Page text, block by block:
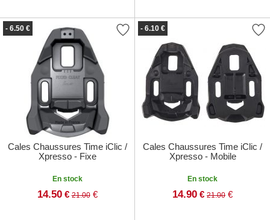
- 6.50 €
Cales Chaussures Time iClic /
Xpresso - Fixe
En stock
14.50 € 21.00€
- 6.10 €
Cales Chaussures Time iClic /
Xpresso - Mobile
En stock
14.90 € 21.00 €